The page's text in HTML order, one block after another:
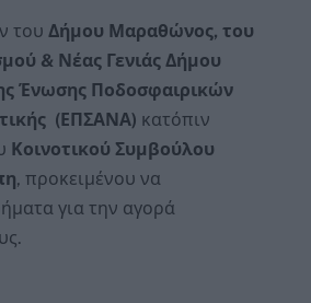
του Δήμου Μαραθώνος, του
& Νέας Γενιάς Δήμου
Ένωσης Ποδοσφαιρικών
(ΕΠΣΑΝΑ) κατόπιν
Κοινοτικού Συμβούλου
, προκειμένου να
για την αγορά